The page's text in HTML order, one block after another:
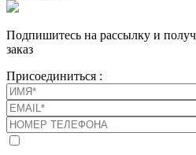
Подпишитесь на рассылку и
заказ
Присоединиться :